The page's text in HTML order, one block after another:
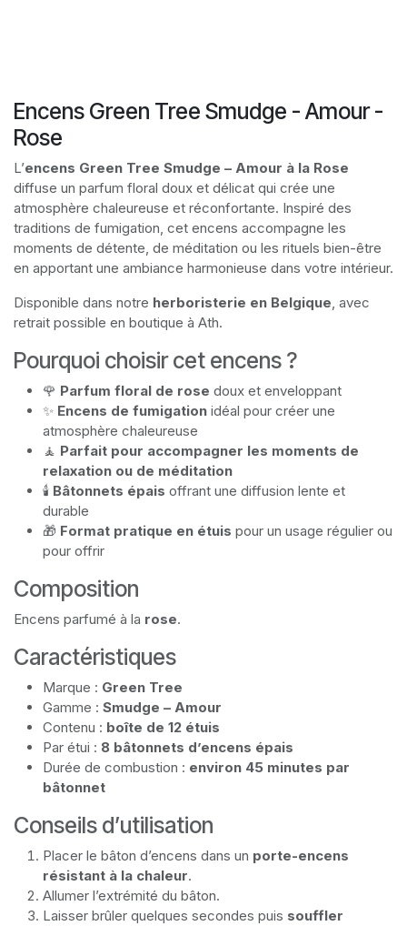
Encens Green Tree Smudge - Amour -
Rose
L’encens Green Tree Smudge – Amour à la Rose
diffuse un parfum floral doux et délicat qui crée une
atmosphère chaleureuse et réconfortante. Inspiré des
traditions de fumigation, cet encens accompagne les
moments de détente, de méditation ou les rituels bien-être
en apportant une ambiance harmonieuse dans votre intérieur.
Disponible dans notre herboristerie en Belgique, avec
retrait possible en boutique à Ath.
Pourquoi choisir cet encens ?
🌹 Parfum floral de rose doux et enveloppant
✨ Encens de fumigation idéal pour créer une
atmosphère chaleureuse
🧘 Parfait pour accompagner les moments de
relaxation ou de méditation
🕯 Bâtonnets épais offrant une diffusion lente et
durable
🎁 Format pratique en étuis pour un usage régulier ou
pour offrir
Composition
Encens parfumé à la rose.
Caractéristiques
Marque : Green Tree
Gamme : Smudge – Amour
Contenu : boîte de 12 étuis
Par étui : 8 bâtonnets d’encens épais
Durée de combustion : environ 45 minutes par
bâtonnet
Conseils d’utilisation
Placer le bâton d’encens dans un porte-encens
résistant à la chaleur.
Allumer l’extrémité du bâton.
Laisser brûler quelques secondes puis souffler